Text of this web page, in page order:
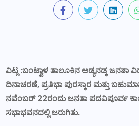
ವಿಟ್ಲ :ಬಂಟ್ವಾಳ ತಾಲೂಕಿನ ಅಡ್ಯನಡ್ಕ ಜನತಾ
ದಿನಾಚರಣೆ, ಪ್ರತಿಭಾ ಪುರಸ್ಕಾರ ಮತ್ತು
ನವೆಂಬರ್ 22ರಂದು ಜನತಾ ಪದವಿಪೂರ್ವ
ಸಭಾಭವನದಲ್ಲಿ ಜರುಗಿತು.